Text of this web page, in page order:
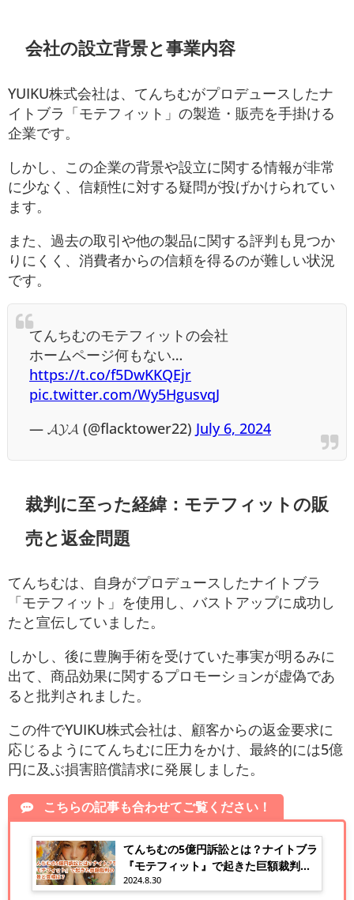
会社の設立背景と事業内容
YUIKU株式会社は、てんちむがプロデュースしたナ
イトブラ「モテフィット」の製造・販売を手掛ける
企業です。
しかし、この企業の背景や設立に関する情報が非常
に少なく、信頼性に対する疑問が投げかけられてい
ます。
また、過去の取引や他の製品に関する評判も見つか
りにくく、消費者からの信頼を得るのが難しい状況
です。
てんちむのモテフィットの会社
ホームページ何もない…
https://t.co/f5DwKKQEjr
pic.twitter.com/Wy5HgusvqJ
— 𝓐𝓨𝓐 (@flacktower22) July 6, 2024
裁判に至った経緯：モテフィットの販
売と返金問題
てんちむは、自身がプロデュースしたナイトブラ
「モテフィット」を使用し、バストアップに成功し
たと宣伝していました。
しかし、後に豊胸手術を受けていた事実が明るみに
出て、商品効果に関するプロモーションが虚偽であ
ると批判されました。
この件でYUIKU株式会社は、顧客からの返金要求に
応じるようにてんちむに圧力をかけ、最終的には5億
円に及ぶ損害賠償請求に発展しました。
こちらの記事も合わせてご覧ください！
てんちむの5億円訴訟とは？ナイトブラ
『モテフィット』で起きた巨額裁判の
背景と真相は？
2024.8.30